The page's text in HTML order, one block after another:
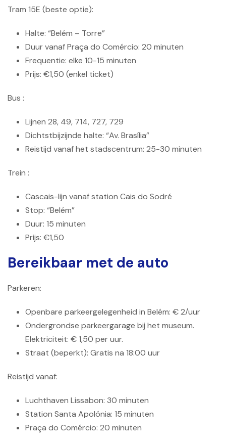
Tram 15E (beste optie):
Halte: “Belém – Torre”
Duur vanaf Praça do Comércio: 20 minuten
Frequentie: elke 10-15 minuten
Prijs: €1,50 (enkel ticket)
Bus :
Lijnen 28, 49, 714, 727, 729
Dichtstbijzijnde halte: “Av. Brasília”
Reistijd vanaf het stadscentrum: 25-30 minuten
Trein :
Cascais-lijn vanaf station Cais do Sodré
Stop: “Belém”
Duur: 15 minuten
Prijs: €1,50
Bereikbaar met de auto
Parkeren:
Openbare parkeergelegenheid in Belém: € 2/uur
Ondergrondse parkeergarage bij het museum.
Elektriciteit: € 1,50 per uur.
Straat (beperkt): Gratis na 18:00 uur
Reistijd vanaf:
Luchthaven Lissabon: 30 minuten
Station Santa Apolónia: 15 minuten
Praça do Comércio: 20 minuten